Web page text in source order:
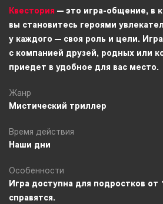
Квестория — это игра-общение, в
вы становитесь героями
у каждого — своя роль и цели.
с компанией друзей, родных или
приедет в удобное для вас место.
Жанр
Мистический триллер
Время действия
Наши дни
Особенности
Игра доступна для подростков
справятся.